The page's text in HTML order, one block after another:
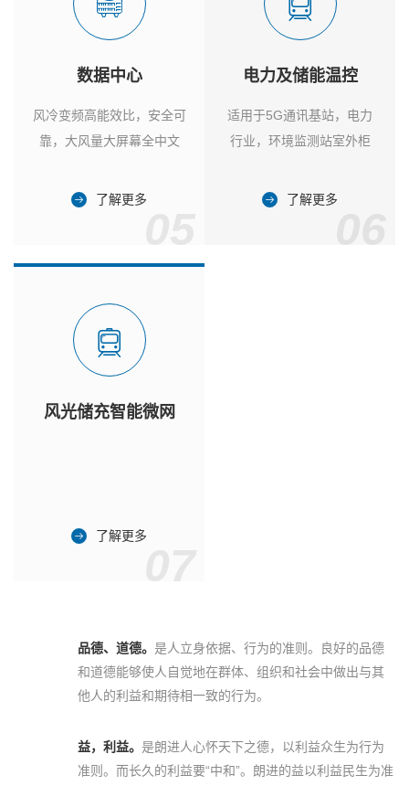
数据中心
风冷变频高能效比，安全可
靠，大风量大屏幕全中文
了解更多
电力及储能温控
适用于5G通讯基站，电力
行业，环境监测站室外柜
了解更多
风光储充智能微网
了解更多
品德、道德。 是人立身依据、行为的准则。良好的品德
和道德能够使人自觉地在群体、组织和社会中做出与其
他人的利益和期待相一致的行为。
益，利益。 是朗进人心怀天下之德，以利益众生为行为
准则。而长久的利益要“中和”。朗进的益以利益民生为准